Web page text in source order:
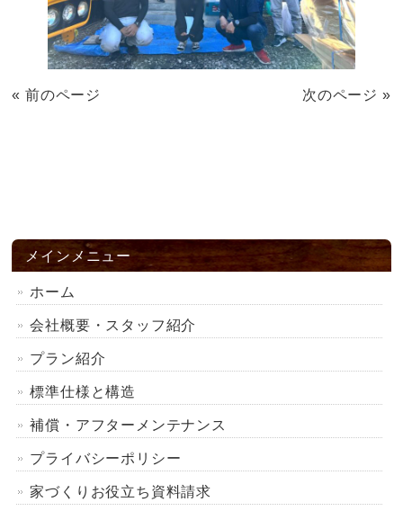
« 前のページ 次のページ »
メインメニュー
ホーム
会社概要・スタッフ紹介
プラン紹介
標準仕様と構造
補償・アフターメンテナンス
プライバシーポリシー
家づくりお役立ち資料請求